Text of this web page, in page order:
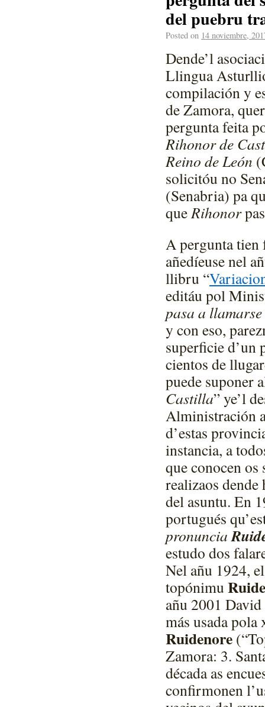
del puebru
Posted on 14 noviembre,
Dende’l
Llingua
compilación y
de Zamora,
pergunta feita
Rihonor de
Reino de León
solicitóu no
(Senabria) pa
que Rihonor
A pergunta tien
añedíeuse nel
llibru “
editáu pol
pasa a
y con eso,
superficie d’un
cientos de
puede suponer
Castilla” ye’l
Alministración
d’estas
instancia, a
que conocen os
realizaos dende
del asuntu. En
portugués
pronuncia
estudo dos
Nel añu 1924,
topónimu
añu 2001
más usada pola
Ruidenore
Zamora: 3.
década as
confirmonen